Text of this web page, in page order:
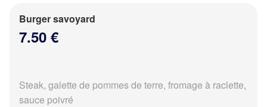
Burger savoyard
7.50 €
Steak, galette de pommes de terre, fromage à raclette,
sauce poivré